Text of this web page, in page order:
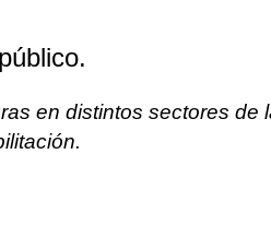
en distintos sectores